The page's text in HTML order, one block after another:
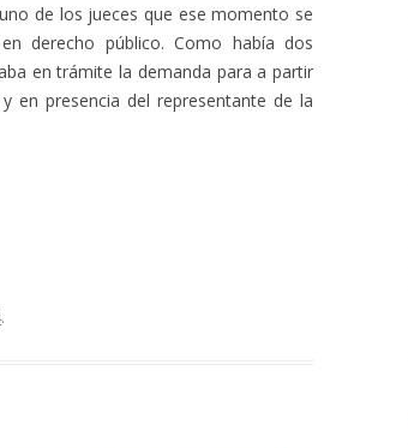
de los jueces que ese momento se
derecho público. Como había dos
en trámite la demanda para a partir
en presencia del representante de la
.